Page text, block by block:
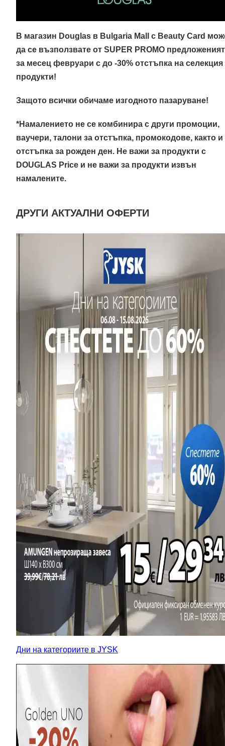
В магазин Douglas в Bulgaria Mall с Beauty Card
да се възползвате от SUPER PROMO
за месец февруари с до -30% отстъпка на селекция
продукти!
Защото всички обичаме изгодното пазаруване!
*Намалението не се комбинира с други промоции,
ваучери, талони за отстъпка, промокодове, както и
отстъпка за рожден ден. Не важи за продукти с
DOUGLAS Price и не важи за продукти извън
намалените.
ДРУГИ АКТУАЛНИ ОФЕРТИ
Дни на категориите в JYSK